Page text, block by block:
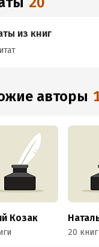
из книг
авторы
Козак
20 книг